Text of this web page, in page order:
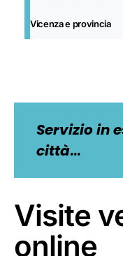
Vicenza e provincia
Servizio in
città…
Visite
online